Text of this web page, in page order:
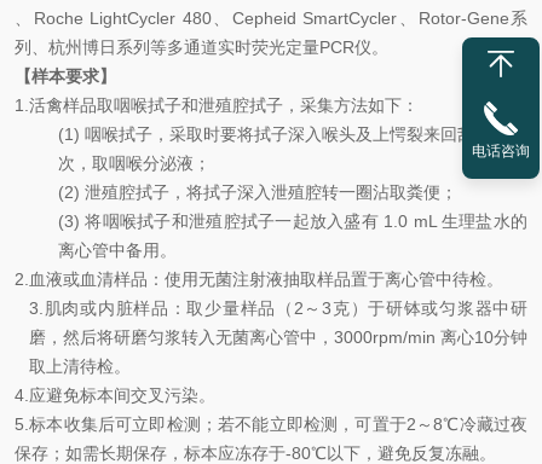
Roche LightCycler 480、 Cepheid SmartCycler Rotor-Gene系
列、杭州博日系列等多通道实时荧光定量PCR仪。
【样本要求】
1. 活禽样品取咽喉拭子和泄殖腔拭子，采集方法如下：
(1) 咽喉拭子，采取时要将拭子深入喉头及上愕裂来回刮 次～
次，取咽喉分泌液；
(2) 泄殖腔拭子，将拭子深入泄殖腔转一圈沾取粪便；
(3)将咽喉拭子和泄殖腔拭子一起放入盛有 1.0 mL 生理盐水的
离心管中备用。
2. 血液或血清样品：使用无菌注射液抽取样品置于离心管中待检。
3. 肌肉或内脏样品：取少量样品（ 2 ～3克）于研钵或匀浆器中研
磨，然后将研磨匀浆转入无菌离心管中， 3000rpm/min 离心10分钟
取上清待检。
4. 应避免标本间交叉污染。
5. 标本收集后可立即检测；若不能立即检测，可置于2 ～8℃冷藏过夜
保存；如需长期保存，标本应冻存于-80℃以下，避免反复冻融。
电话咨询